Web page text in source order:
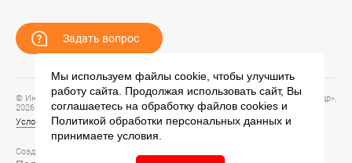
Задать вопрос
© Информационный портал технической поддержки ЦП ИС АО «ПКК Миландр»,
2026
Условия предоставления и использования информации
Создание сайта –
Мы используем файлы cookie, чтобы улучшить
работу сайта. Продолжая использовать сайт, Вы
соглашаетесь на обработку файлов cookies и
Политикой обработки персональных данных и
принимаете условия.